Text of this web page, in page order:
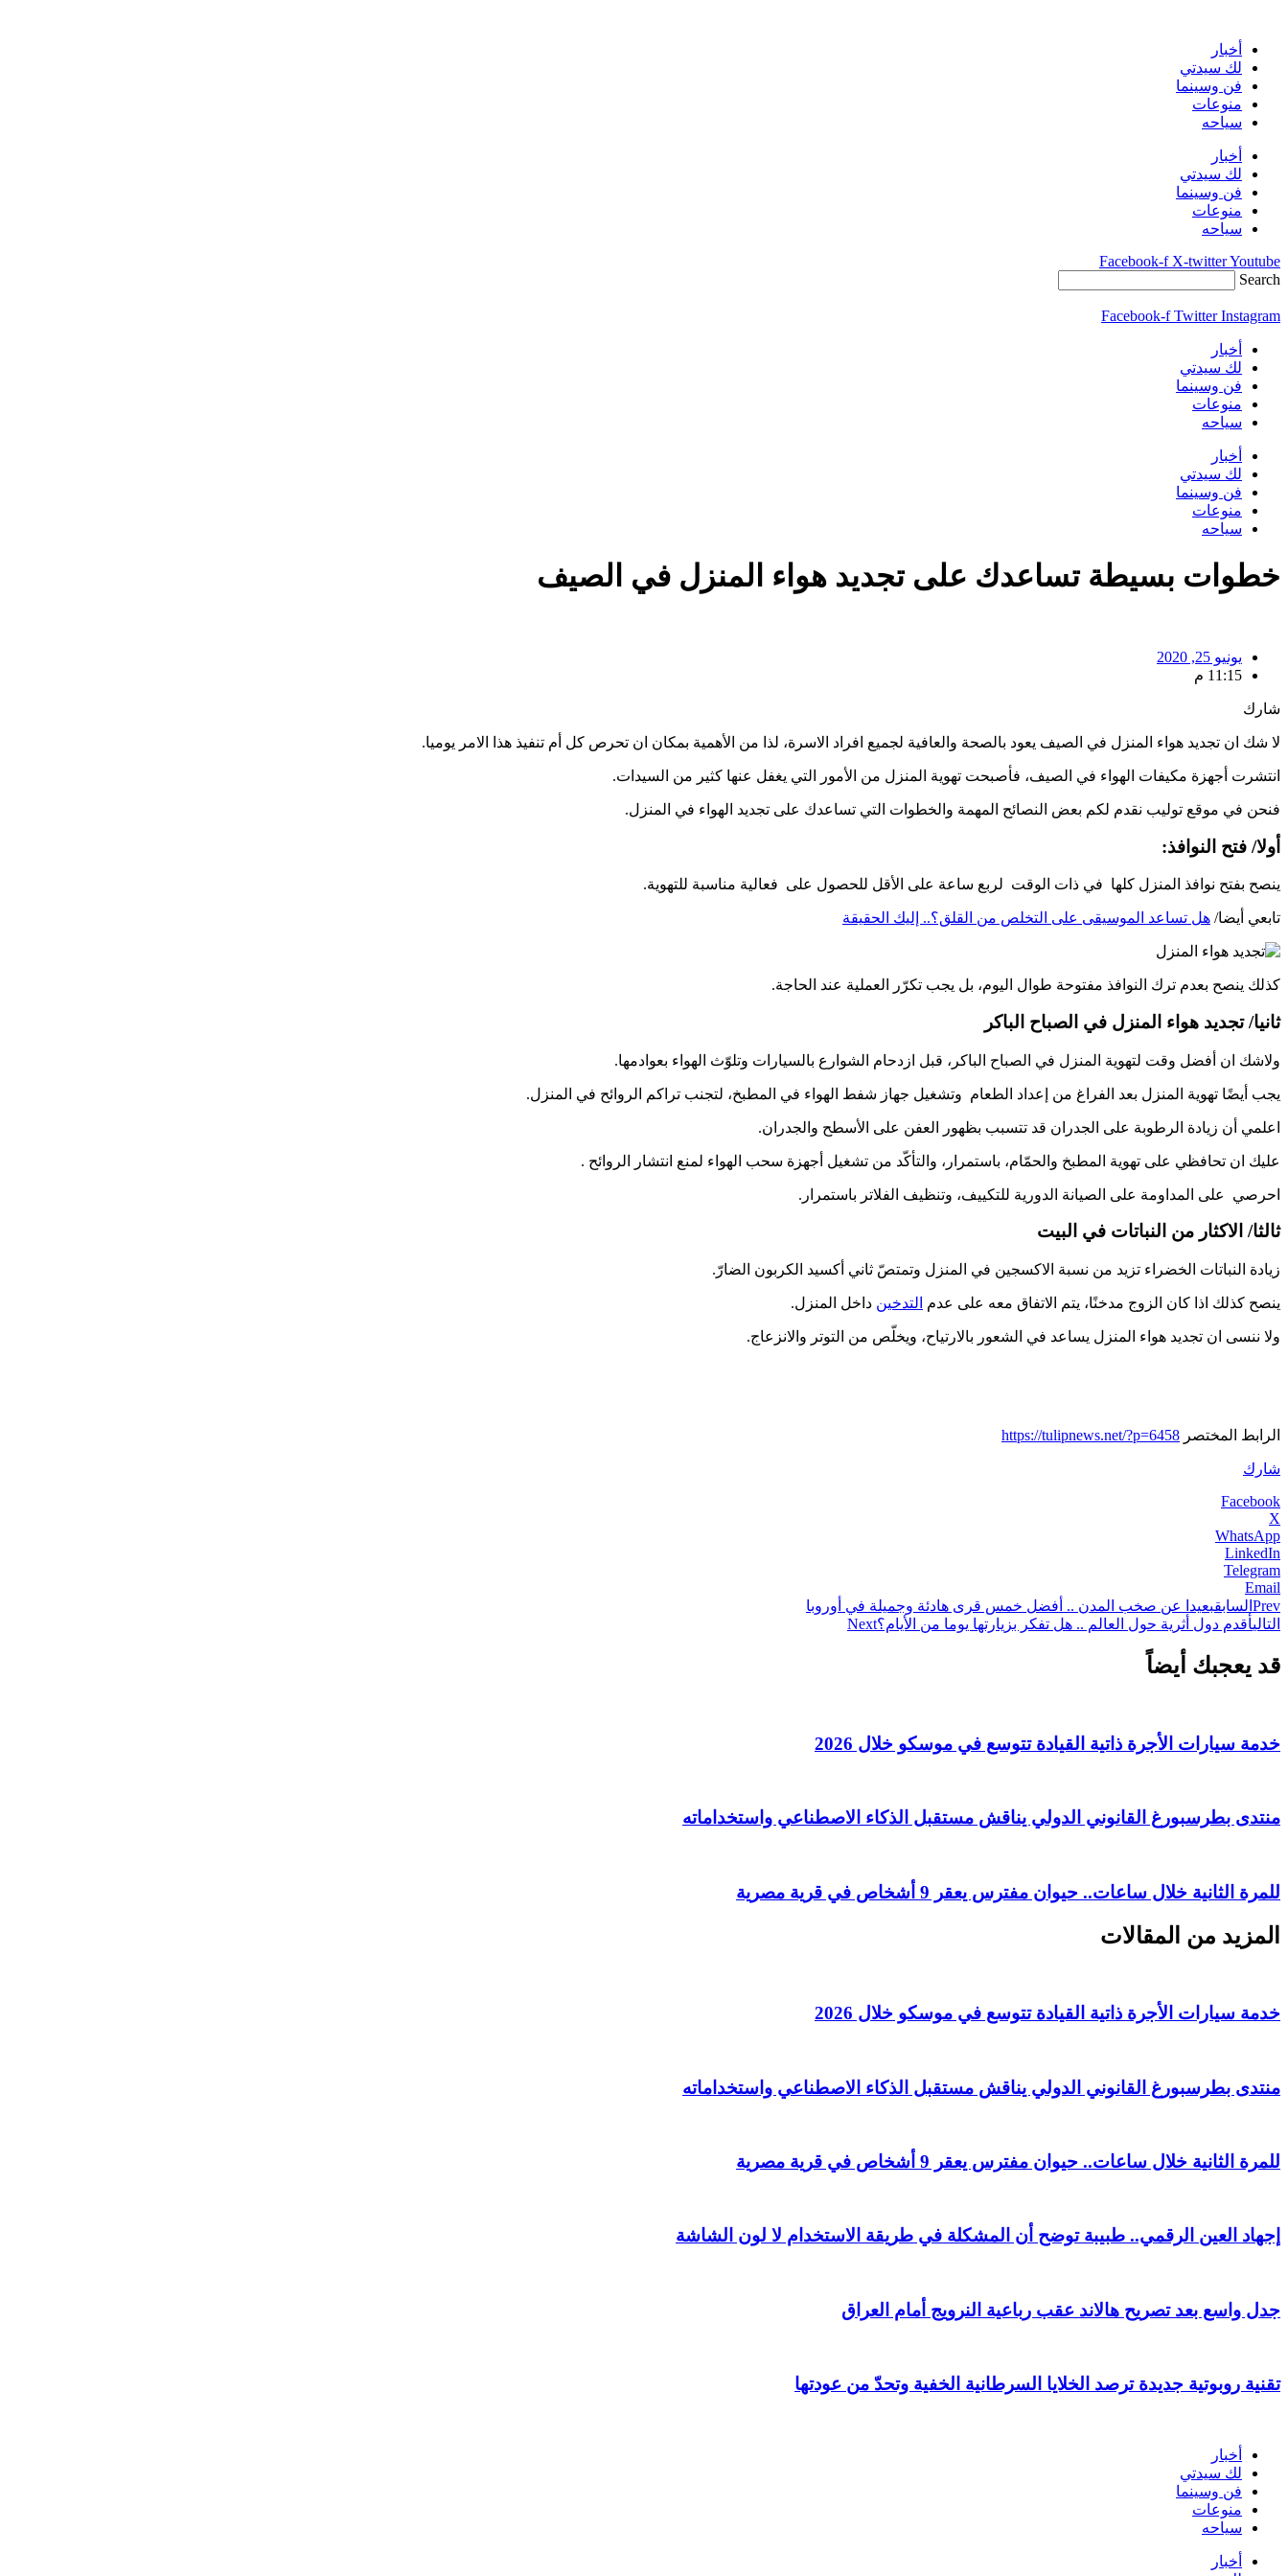
content أخبار
لك سيدتي
فن وسينما
منوعات
سياحه
أخبار
لك سيدتي
فن وسينما
منوعات
سياحه
Facebook-f X-twitterYoutube
Search
Facebook-f Twitter Instagram
أخبار
لك سيدتي
فن وسينما
منوعات
سياحه
أخبار
لك سيدتي
فن وسينما
منوعات
سياحه
خطوات بسيطة تساعدك على تجديد هواء المنزل في الصيف
يونيو 25, 2020
11:15 م
شارك
لا شك ان تجديد هواء المنزل في الصيف يعود بالصحة والعافية لجميع افراد الاسرة، لذا من الأهمية بمكان ان تحرص كل أم تنفيذ هذا الامر يوميا.
انتشرت أجهزة مكيفات الهواء في الصيف، فأصبحت تهوية المنزل من الأمور التي يغفل عنها كثير من السيدات.
فنحن في موقع توليب نقدم لكم بعض النصائح المهمة والخطوات التي تساعدك على تجديد الهواء في المنزل.
أولا/ فتح النوافذ:
ينصح بفتح نوافذ المنزل كلها في ذات الوقت لربع ساعة على الأقل للحصول على فعالية مناسبة للتهوية.
تابعي أيضا/ هل تساعد الموسيقى على التخلص من القلق؟.. إليك الحقيقة
كذلك ينصح بعدم ترك النوافذ مفتوحة طوال اليوم، بل يجب تكرّر العملية عند الحاجة.
ثانيا/ تجديد هواء المنزل في الصباح الباكر
ولاشك ان أفضل وقت لتهوية المنزل في الصباح الباكر، قبل ازدحام الشوارع بالسيارات وتلوّث الهواء بعوادمها.
يجب أيضًا تهوية المنزل بعد الفراغ من إعداد الطعام وتشغيل جهاز شفط الهواء في المطبخ، لتجنب تراكم الروائح في المنزل.
اعلمي أن زيادة الرطوبة على الجدران قد تتسبب بظهور العفن على الأسطح والجدران.
عليك ان تحافظي على تهوية المطبخ والحمّام، باستمرار، والتأكّد من تشغيل أجهزة سحب الهواء لمنع انتشار الروائح .
احرصي على المداومة على الصيانة الدورية للتكييف، وتنظيف الفلاتر باستمرار.
ثالثا/ الاكثار من النباتات في البيت
زيادة النباتات الخضراء تزيد من نسبة الاكسجين في المنزل وتمتصّ ثاني أكسيد الكربون الضارّ.
ينصح كذلك اذا كان الزوج مدخنًا، يتم الاتفاق معه على عدم التدخين داخل المنزل.
ولا ننسى ان تجديد هواء المنزل يساعد في الشعور بالارتياح، ويخلّص من التوتر والانزعاج.
الرابط المختصر https://tulipnews.net/?p=6458
شارك
Facebook
X
WhatsApp
LinkedIn
Telegram
Email
Prev السابقبعيدا عن صخب المدن .. أفضل خمس قرى هادئة وجميلة في أوروبا
التاليأقدم دول أثرية حول العالم .. هل تفكر بزيارتها يوما من الأيام؟Next
قد يعجبك أيضاً
خدمة سيارات الأجرة ذاتية القيادة تتوسع في موسكو خلال 2026
منتدى بطرسبورغ القانوني الدولي يناقش مستقبل الذكاء الاصطناعي واستخداماته
للمرة الثانية خلال ساعات.. حيوان مفترس يعقر 9 أشخاص في قرية مصرية
المزيد من المقالات
خدمة سيارات الأجرة ذاتية القيادة تتوسع في موسكو خلال 2026
منتدى بطرسبورغ القانوني الدولي يناقش مستقبل الذكاء الاصطناعي واستخداماته
للمرة الثانية خلال ساعات.. حيوان مفترس يعقر 9 أشخاص في قرية مصرية
إجهاد العين الرقمي.. طبيبة توضح أن المشكلة في طريقة الاستخدام لا لون الشاشة
جدل واسع بعد تصريح هالاند عقب رباعية النرويج أمام العراق
تقنية روبوتية جديدة ترصد الخلايا السرطانية الخفية وتحدّ من عودتها
أخبار
لك سيدتي
فن وسينما
منوعات
سياحه
أخبار